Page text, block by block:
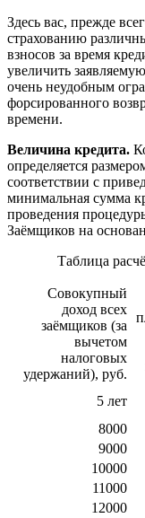
Здесь вас, прежде
страхованию
взносов за время
увеличить
очень неудобным
форсированного
времени.
Величина кредита.
определяется
соответствии с
минимальная сумма
проведения
Заёмщиков на
Таблица
Совокупный
доход всех
заёмщиков (за
вычетом
налоговых
удержаний), руб.
5 лет
8000
9000
10000
11000
12000